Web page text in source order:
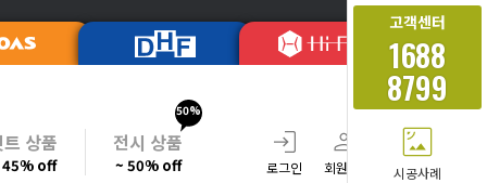
고객센터
1688
8799
시공사례
상품
off
50%
전시 상품
~ 50% off 로그인 회원가입 주문조회